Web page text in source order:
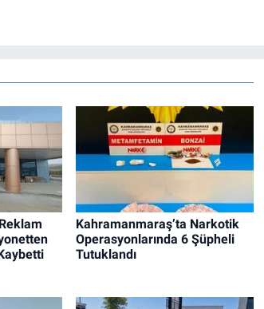
Kahramanmaraş’ta Narkotik
Operasyonlarında 6 Şüpheli
Tutuklandı